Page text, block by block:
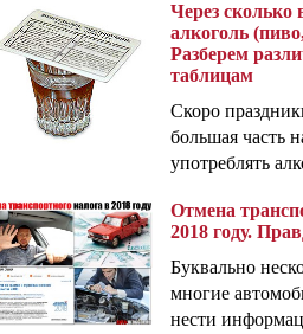
Через сколько
алкоголь
Разберем
таблицам
Скоро
большая часть
употреблять
Отмена
2018 году.
Буквально
многие
нести